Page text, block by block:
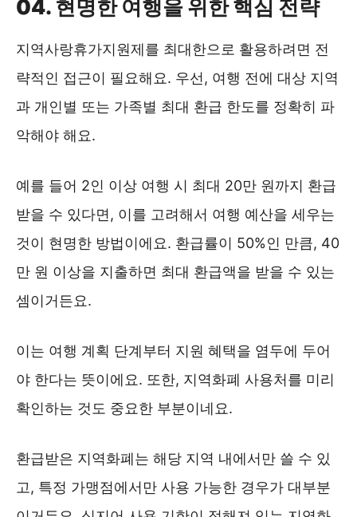
04. 현명한 여행을 위한 핵심 전략
지역사랑휴가지원제를 최대한으로 활용하려면 전
략적인 접근이 필요해요. 우선, 여행 전에 대상 지역
과 개인별 또는 가족별 최대 환급 한도를 정확히 파
악해야 해요.
예를 들어 2인 이상 여행 시 최대 20만 원까지 환급
받을 수 있다면, 이를 고려해서 여행 예산을 세우는
것이 현명한 방법이에요. 환급률이 50%인 만큼, 40
만 원 이상을 지출하면 최대 환급액을 받을 수 있는
셈이거든요.
이는 여행 계획 단계부터 지원 혜택을 염두에 두어
야 한다는 뜻이에요. 또한, 지역화폐 사용처를 미리
확인하는 것도 중요한 부분이네요.
환급받은 지역화폐는 해당 지역 내에서만 쓸 수 있
고, 특정 가맹점에서만 사용 가능한 경우가 대부분